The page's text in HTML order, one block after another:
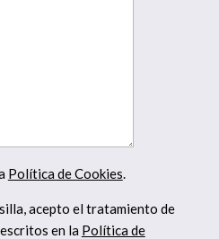
Política de Cookies.
acepto el tratamiento de
en la Política de